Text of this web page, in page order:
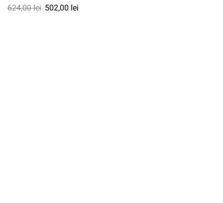
624,00lei 502,00 lei